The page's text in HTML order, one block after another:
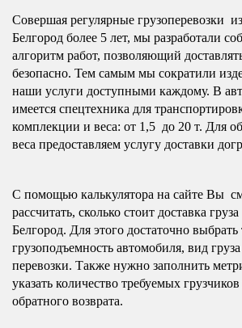
Совершая регулярные грузоперевозки
Белгород более 5 лет, мы разработали
алгоритм работ, позволяющий
безопасно. Тем самым мы сократили
наши услуги доступными каждому. В
имеется спецтехника для
комплекции и веса: от 1,5 до 20 т. Для
веса предоставляем услугу доставки
С помощью калькулятора на сайте Вы
рассчитать, сколько стоит доставка
Белгород. Для этого достаточно выбрать
грузоподъемность автомобиля, вид
перевозки. Также нужно заполнить
указать количество требуемых
обратного возврата.